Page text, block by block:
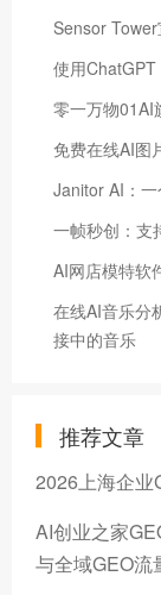
Sensor
使用
零一万物01AI
免费在线AI图
Janitor AI：
一帧秒创：支
AI网店模特软
在线AI音乐分
接中的音乐
推荐文章
2026上海企业
AI创业之家
与全域GEO流